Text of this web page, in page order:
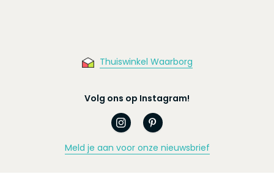
Thuiswinkel Waarborg
Volg ons op Instagram!
Meld je aan voor onze nieuwsbrief